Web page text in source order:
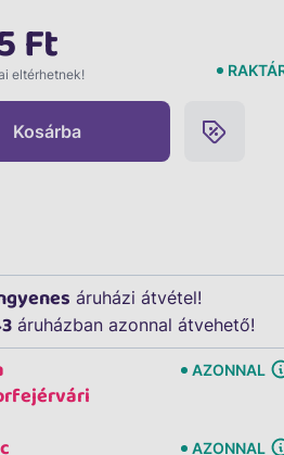
Ft
eltérhetnek!
Kosárba
áruházi átvétel!
áruházban azonnal átvehető!
AZONNAL
AZONNAL